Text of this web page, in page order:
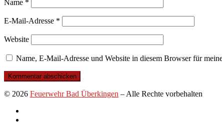
Name *
E-Mail-Adresse *
Website
Name, E-Mail-Adresse und Website in diesem Browser für
© 2026 Feuerwehr Bad Überkingen – Alle Rechte vorbehalten